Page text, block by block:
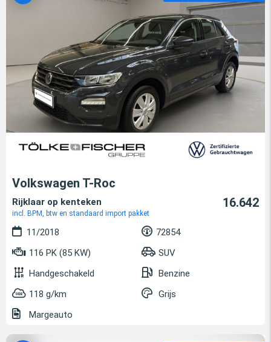
Volkswagen T-Roc
Rijklaar op kenteken
incl. BPM, btw en standaard import pakket
16.642
11/2018
72854
116 PK (85 KW)
SUV
Handgeschakeld
Benzine
118 g/km
Grijs
Margeauto